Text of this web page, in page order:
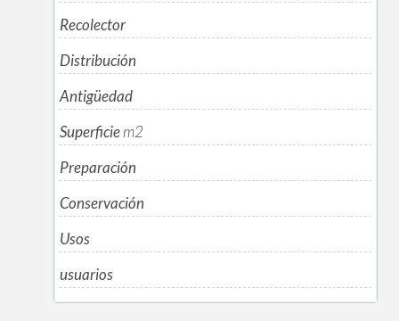
Recolector
Distribución
Antigüedad
Superficiem2
Preparación
Conservación
Usos
usuarios